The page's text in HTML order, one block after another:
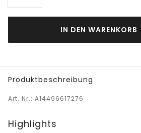
IN DEN WARENKORB
Produktbeschreibung
Art. Nr.: A14496617276
Highlights